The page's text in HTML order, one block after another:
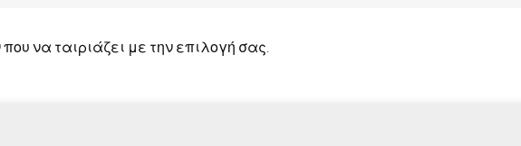
να ταιριάζει με την επιλογή σας.